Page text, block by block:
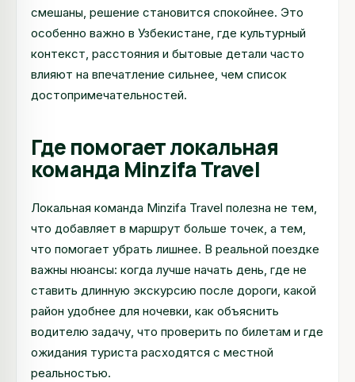
смешаны, решение становится спокойнее. Это
особенно важно в Узбекистане, где культурный
контекст, расстояния и бытовые детали часто
влияют на впечатление сильнее, чем список
достопримечательностей.
Где помогает локальная
команда Minzifa Travel
Локальная команда Minzifa Travel полезна не тем,
что добавляет в маршрут больше точек, а тем,
что помогает убрать лишнее. В реальной поездке
важны нюансы: когда лучше начать день, где не
ставить длинную экскурсию после дороги, какой
район удобнее для ночевки, как объяснить
водителю задачу, что проверить по билетам и где
ожидания туриста расходятся с местной
реальностью.